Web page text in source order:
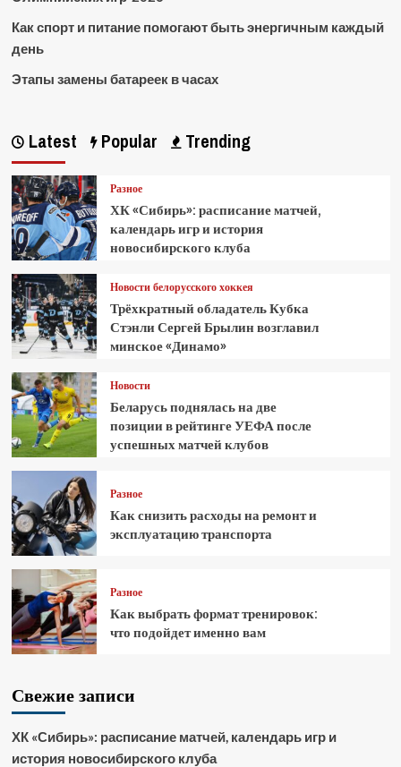
Как спорт и питание помогают быть энергичным каждый
день
Этапы замены батареек в часах
Latest Popular Trending
Разное
ХК «Сибирь»: расписание матчей,
календарь игр и история
новосибирского клуба
Новости белорусского хоккея
Трёхкратный обладатель Кубка
Стэнли Сергей Брылин возглавил
минское «Динамо»
Новости
Беларусь поднялась на две
позиции в рейтинге УЕФА после
успешных матчей клубов
Разное
Как снизить расходы на ремонт и
эксплуатацию транспорта
Разное
Как выбрать формат тренировок:
что подойдет именно вам
Свежие записи
ХК «Сибирь»: расписание матчей, календарь игр и
история новосибирского клуба